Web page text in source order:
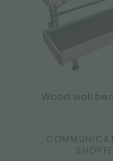
Wood wall